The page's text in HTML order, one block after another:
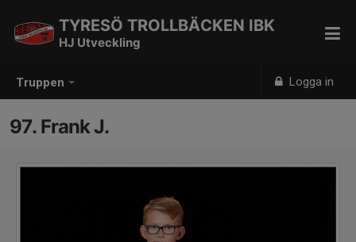
Truppen Logga in
TYRESÖ TROLLBÄCKEN IBK
HJ Utveckling
97. Frank J.